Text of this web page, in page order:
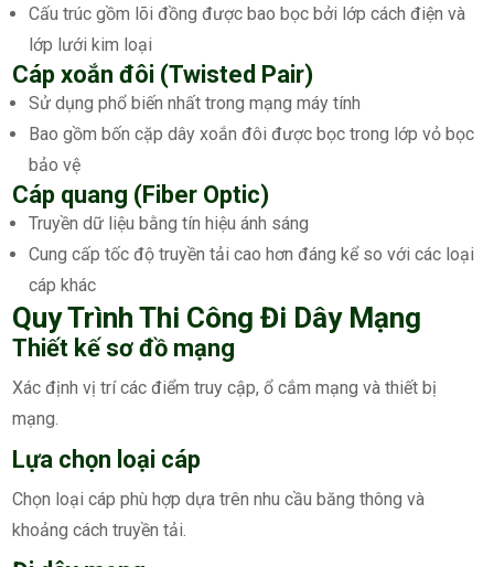
Cấu trúc gồm lõi đồng được bao bọc bởi lớp cách điện và
lớp lưới kim loại
Cáp xoắn đôi (Twisted Pair)
Sử dụng phổ biến nhất trong mạng máy tính
Bao gồm bốn cặp dây xoắn đôi được bọc trong lớp vỏ bọc
bảo vệ
Cáp quang (Fiber Optic)
Truyền dữ liệu bằng tín hiệu ánh sáng
Cung cấp tốc độ truyền tải cao hơn đáng kể so với các loại
cáp khác
Quy Trình Thi Công Đi Dây Mạng
Thiết kế sơ đồ mạng
Xác định vị trí các điểm truy cập, ổ cắm mạng và thiết bị
mạng.
Lựa chọn loại cáp
Chọn loại cáp phù hợp dựa trên nhu cầu băng thông và
khoảng cách truyền tải.